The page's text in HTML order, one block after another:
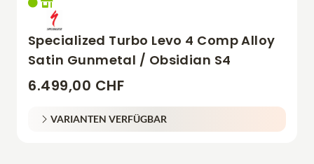
Specialized Turbo Levo 4 Comp Alloy
Satin Gunmetal / Obsidian S4
6.499,00 CHF
VARIANTEN VERFÜGBAR